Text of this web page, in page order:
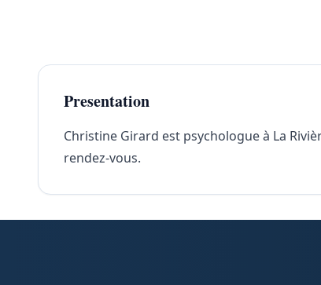
Presentation
Christine Girard est psychologue à La
rendez-vous.